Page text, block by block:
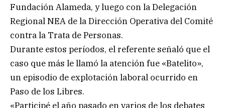
Fundación Alameda, y luego con la Delegación
Regional NEA de la Dirección Operativa del Comité
contra la Trata de Personas.
Durante estos períodos, el referente señaló que el
caso que más le llamó la atención fue «Batelito»,
un episodio de explotación laboral ocurrido en
Paso de los Libres.
«Participé el año pasado en varios de los debates